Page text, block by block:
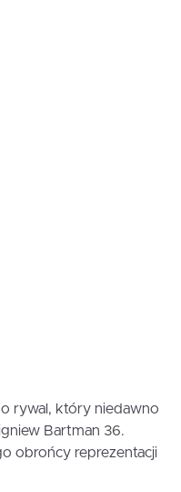
rywal, który niedawno
Bartman 36.
obrońcy reprezentacji